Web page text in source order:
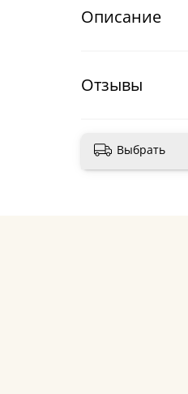
Описание
Отзывы
Выбрать